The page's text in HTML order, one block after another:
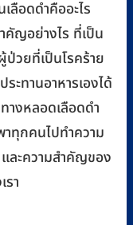
ลือดดำคืออะไร
คัญอย่างไร ที่เป็น
ป่วยที่เป็นโรคร้าย
ะทานอาหารเองได้
างหลอดเลือดดำ
ทุกคนไปทำความ
และความสำคัญของ
รา